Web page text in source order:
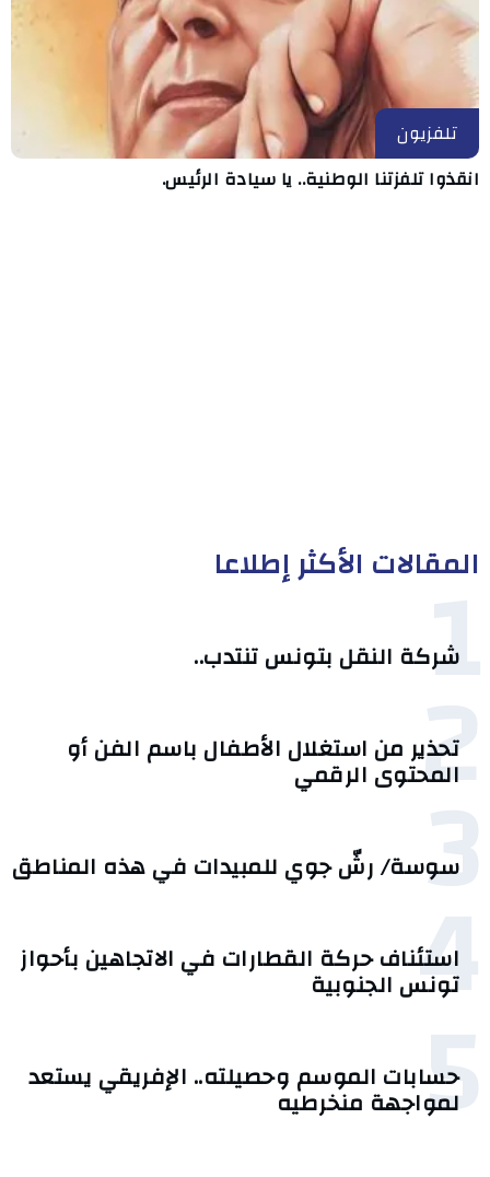
تلفزيون
انقذوا تلفزتنا الوطنية.. يا سيادة الرئيس.
المقالات الأكثر إطلاعا
1
شركة النقل بتونس تنتدب..
2
تحذير من استغلال الأطفال باسم الفن أو
المحتوى الرقمي
3
سوسة/ رشّ جوي للمبيدات في هذه المناطق
4
استئناف حركة القطارات في الاتجاهين بأحواز
تونس الجنوبية
5
حسابات الموسم وحصيلته.. الإفريقي يستعد
لمواجهة منخرطيه